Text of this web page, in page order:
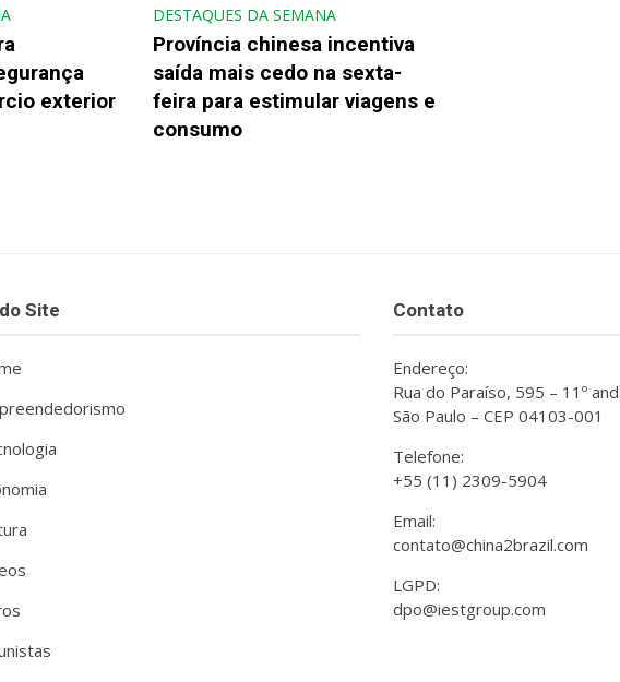
exterior
DESTAQUES DA SEMANA
Província chinesa incentiva
saída mais cedo na sexta-
feira para estimular viagens e
consumo
Site Contato
Endereço:
Rua do Paraíso, 595 – 11º
São Paulo – CEP 04103-001
Telefone:
+55 (11) 2309-5904
Email:
contato@china2brazil.com
LGPD:
dpo@iestgroup.com